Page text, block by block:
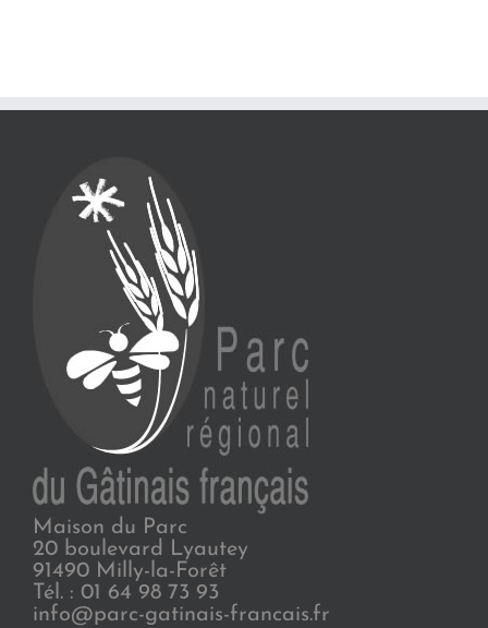
Maison du Parc
20 boulevard Lyautey
91490 Milly-la-Forêt
Tél. : 01 64 98 73 93
info@parc-gatinais-francais.fr